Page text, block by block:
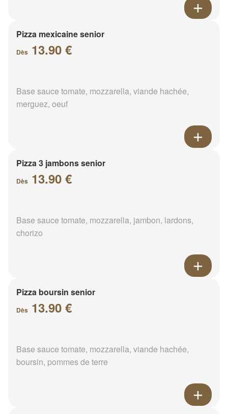
Pizza mexicaine senior
Dès 13.90 €
Base sauce tomate, mozzarella, viande hachée,
merguez, oeuf
Pizza 3 jambons senior
Dès 13.90 €
Base sauce tomate, mozzarella, jambon, lardons,
chorizo
Pizza boursin senior
Dès 13.90 €
Base sauce tomate, mozzarella, viande hachée,
boursin, pommes de terre